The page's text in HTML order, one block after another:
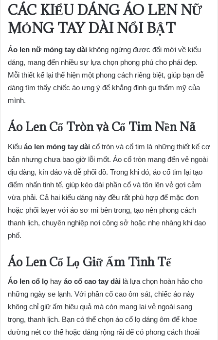
CÁC KIỂU DÁNG ÁO LEN NỮ
MỎNG TAY DÀI NỔI BẬT
Áo len nữ mỏng tay dài không ngừng được đổi mới về kiểu
dáng, mang đến nhiều sự lựa chọn phong phú cho phái đẹp.
Mỗi thiết kế lại thể hiện một phong cách riêng biệt, giúp bạn dễ
dàng tìm thấy chiếc áo ưng ý để khẳng định gu thẩm mỹ của
mình.
Áo Len Cổ Tròn và Cổ Tim Nền Nã
Kiểu áo len mỏng tay dài cổ tròn và cổ tim là những thiết kế cơ
bản nhưng chưa bao giờ lỗi mốt. Áo cổ tròn mang đến vẻ ngoài
dịu dàng, kín đáo và dễ phối đồ. Trong khi đó, áo cổ tim lại tạo
điểm nhấn tinh tế, giúp kéo dài phần cổ và tôn lên vẻ gợi cảm
vừa phải. Cả hai kiểu dáng này đều rất phù hợp để mặc đơn
hoặc phối layer với áo sơ mi bên trong, tạo nên phong cách
thanh lịch, chuyên nghiệp nơi công sở hoặc nhẹ nhàng khi dạo
phố.
Áo Len Cổ Lọ Giữ Ấm Tinh Tế
Áo len cổ lọ hay áo cổ cao tay dài là lựa chọn hoàn hảo cho
những ngày se lạnh. Với phần cổ cao ôm sát, chiếc áo này
không chỉ giữ ấm hiệu quả mà còn mang lại vẻ ngoài sang
trọng, thanh lịch. Bạn có thể chọn áo cổ lọ dáng ôm để khoe
đường nét cơ thể hoặc dáng rộng rãi để có phong cách thoải